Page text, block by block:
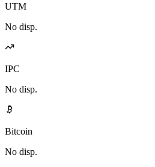
UTM
No disp.
IPC
No disp.
Bitcoin
No disp.